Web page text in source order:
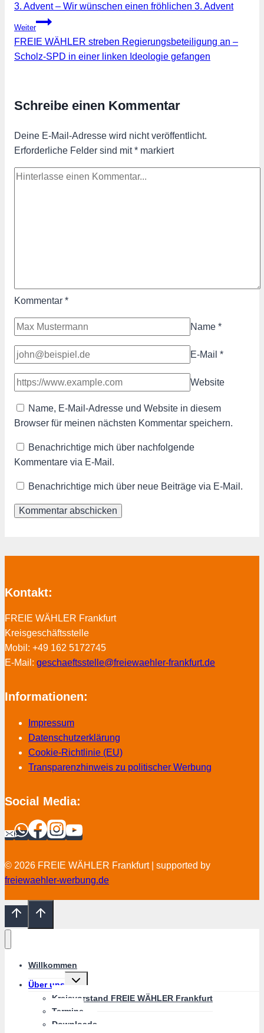
3. Advent – Wir wünschen einen fröhlichen 3. Advent
Weiter
FREIE WÄHLER streben Regierungsbeteiligung an –
Scholz-SPD in einer linken Ideologie gefangen
Schreibe einen Kommentar
Deine E-Mail-Adresse wird nicht veröffentlicht.
Erforderliche Felder sind mit* markiert
Kommentar *
Name *
E-Mail *
Website
Name, E-Mail-Adresse und Website in diesem
Browser für meinen nächsten Kommentar speichern.
Benachrichtige mich über nachfolgende
Kommentare via E-Mail.
Benachrichtige mich über neue Beiträge via E-Mail.
Kontakt:
FREIE WÄHLER Frankfurt
Kreisgeschäftsstelle
Mobil: +49 162 5172745
E-Mail: geschaeftsstelle@freiewaehler-frankfurt.de
Informationen:
Impressum
Datenschutzerklärung
Cookie-Richtlinie (EU)
Transparenzhinweis zu politischer Werbung
Social Media:
© 2026 FREIE WÄHLER Frankfurt | supported by
freiewaehler-werbung.de
Willkommen
Über uns
Untermenü
umschalten
Kreisvorstand FREIE WÄHLER Frankfurt
Termine
Downloads